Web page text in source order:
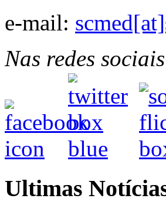
e-mail:
Nas redes
Ultimas